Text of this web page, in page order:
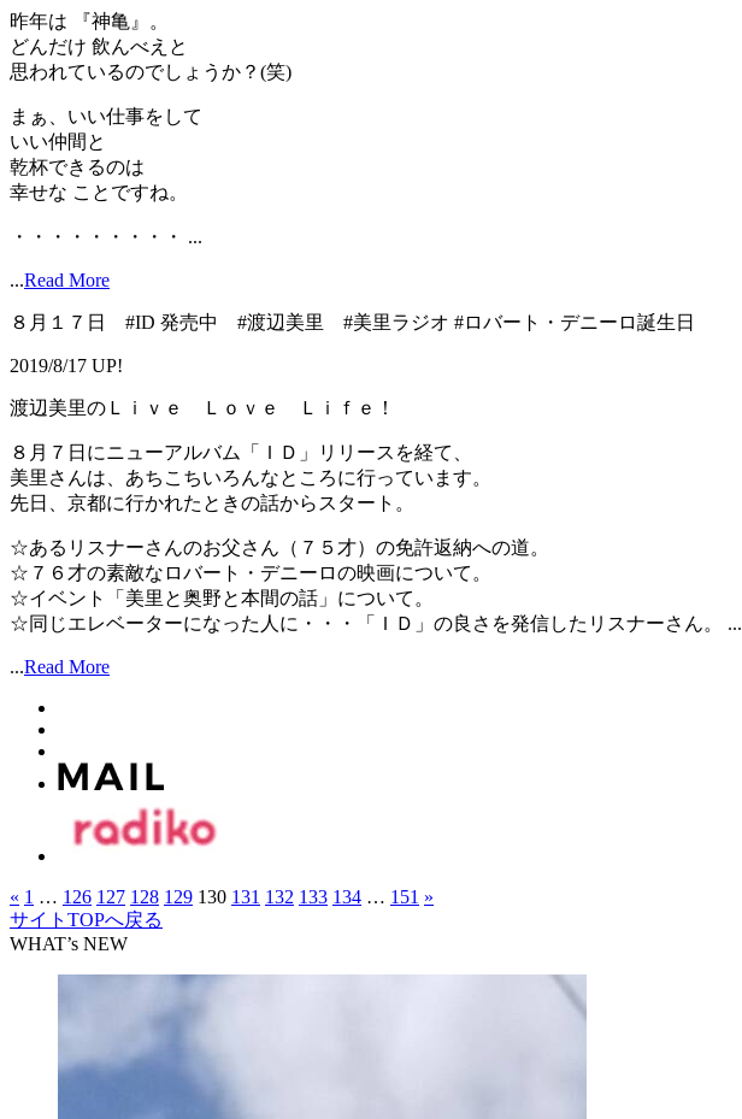
昨年は 『神亀』。
どんだけ 飲んべえと
思われているのでしょうか？(笑)
まぁ、いい仕事をして
いい仲間と
乾杯できるのは
幸せな ことですね。
・・・・・・・・・ ...
...Read More
８月１７日 #ID 発売中 #渡辺美里 #美里ラジオ #ロバート・デニーロ誕生日
2019/8/17 UP!
渡辺美里のＬｉｖｅ Ｌｏｖｅ Ｌｉｆｅ！
８月７日にニューアルバム「ＩＤ」リリースを経て、
美里さんは、あちこちいろんなところに行っています。
先日、京都に行かれたときの話からスタート。
☆あるリスナーさんのお父さん（７５才）の免許返納への道。
☆７６才の素敵なロバート・デニーロの映画について。
☆イベント「美里と奥野と本間の話」について。
☆同じエレベーターになった人に・・・「ＩＤ」の良さを発信したリスナーさん。 ...
...Read More
« 1 … 126 127 128 129 130 131 132 133 134 … 151 »
サイトTOPへ戻る
WHAT’s NEW